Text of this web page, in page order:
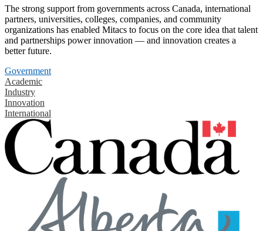
The strong support from governments across Canada, international
partners, universities, colleges, companies, and community
organizations has enabled Mitacs to focus on the core idea that talent
and partnerships power innovation — and innovation creates a
better future.
Government
Academic
Industry
Innovation
International